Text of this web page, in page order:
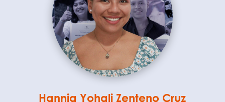
Hannia Yohali Zenteno Cruz